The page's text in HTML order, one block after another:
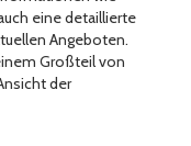
eine detaillierte
Angeboten.
Großteil von
der